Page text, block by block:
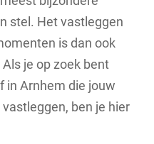
stel. Het vastleggen
is dan ook
je op zoek bent
in Arnhem die jouw
ben je hier